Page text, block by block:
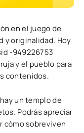
en el juego de
y originalidad. Hoy
-949226753
y el pueblo para
contenidos.
un templo de
Podrás apreciar
cómo sobreviven